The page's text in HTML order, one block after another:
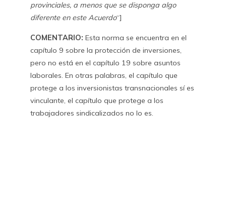
provinciales, a menos que se disponga algo
diferente en este Acuerdo“]
COMENTARIO: Esta norma se encuentra en el
capítulo 9 sobre la protección de inversiones,
pero no está en el capítulo 19 sobre asuntos
laborales. En otras palabras, el capítulo que
protege a los inversionistas transnacionales sí es
vinculante, el capítulo que protege a los
trabajadores sindicalizados no lo es.